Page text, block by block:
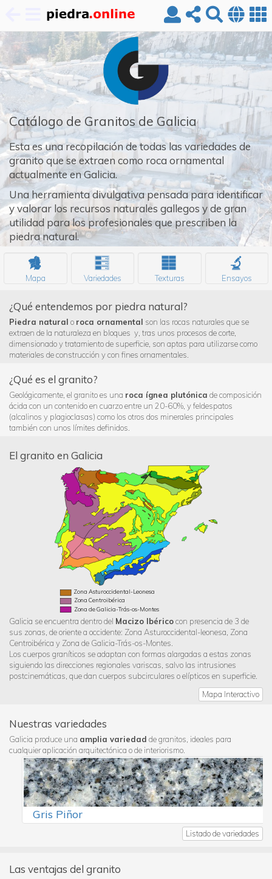
Pasar
al
contenido
principal
Catálogo de Granitos de Galicia
Esta es una recopilación de todas las variedades de
granito que se extraen como roca ornamental
actualmente en Galicia.
Una herramienta divulgativa pensada para identificar
y valorar los recursos naturales gallegos y de gran
utilidad para los profesionales que prescriben la
piedra natural.
Mapa Variedades Texturas Ensayos
¿Qué entendemos por piedra natural?
Piedra natural o roca ornamental son las rocas naturales que se
extraen de la naturaleza en bloques y, tras unos procesos de corte,
dimensionado y tratamiento de superficie, son aptas para utilizarse como
materiales de construcción y con fines ornamentales.
¿Qué es el granito?
Geológicamente, el granito es una roca ígnea plutónica de composición
ácida con un contenido en cuarzo entre un 20-60%, y feldespatos
(alcalinos y plagioclasas) como los otros dos minerales principales
también con unos límites definidos.
El granito en Galicia
Zona Asturoccidental-Leonesa
Zona de Galicia-Trás-os-Montes
Zona Centroibérica
Galicia se encuentra dentro del Macizo Ibéricocon presencia de 3 de
sus zonas, de oriente a occidente: Zona Asturoccidental-leonesa, Zona
Centroibérica y Zona de Galicia-Trás-os-Montes.
Los cuerpos graníticos se adaptan con formas alargadas a estas zonas
siguiendo las direcciones regionales variscas, salvo las intrusiones
postcinemáticas, que dan cuerpos subcirculares o elípticos en superficie.
Mapa Interactivo
Nuestras variedades
Galicia produce una amplia variedad de granitos, ideales para
cualquier aplicación arquitectónica o de interiorismo.
Gris Piñor
Listado de variedades
Las ventajas del granito